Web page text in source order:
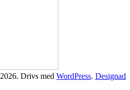
2026. Drivs med WordPress. Designad